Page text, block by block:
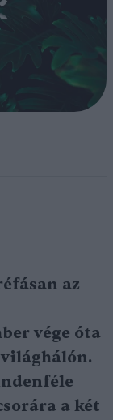
az
vége óta
a két